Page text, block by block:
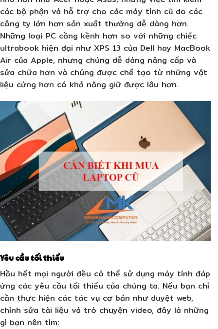
các bộ phận và hỗ trợ cho các máy tính cũ do các
công ty lớn hơn sản xuất thường dễ dàng hơn.
Những loại PC cồng kềnh hơn so với những chiếc
ultrabook hiện đại như XPS 13 của Dell hay MacBook
Air của Apple, nhưng chúng dễ dàng nâng cấp và
sửa chữa hơn và chúng được chế tạo từ những vật
liệu cứng hơn có khả năng giữ được lâu hơn.
Yêu cầu tối thiểu
Hầu hết mọi người đều có thể sử dụng máy tính đáp
ứng các yêu cầu tối thiểu của chúng ta. Nếu bạn chỉ
cần thực hiện các tác vụ cơ bản như duyệt web,
chỉnh sửa tài liệu và trò chuyện video, đây là những
gì bạn nên tìm: